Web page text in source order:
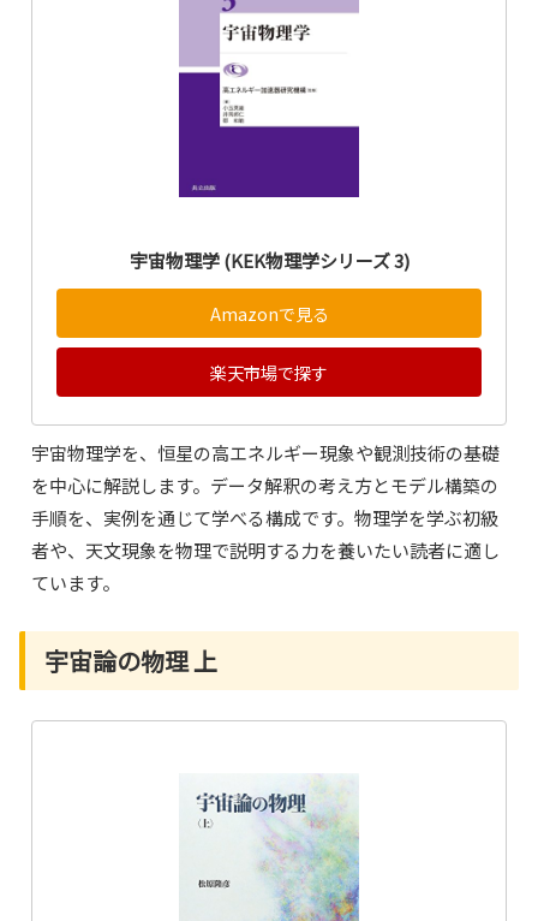
宇宙物理学 (KEK物理学シリーズ 3)
Amazonで見る
楽天市場で探す
宇宙物理学を、恒星の高エネルギー現象や観測技術の基礎
を中心に解説します。データ解釈の考え方とモデル構築の
手順を、実例を通じて学べる構成です。物理学を学ぶ初級
者や、天文現象を物理で説明する力を養いたい読者に適し
ています。
宇宙論の物理 上